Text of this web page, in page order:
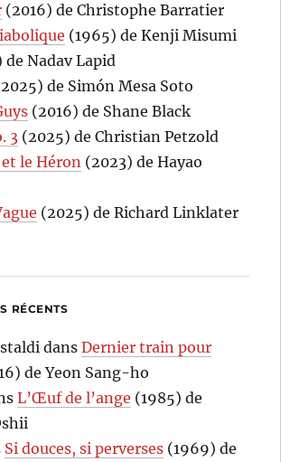
(2016) de Christophe Barratier
(1965) de Kenji Misumi
de Nadav Lapid
de Simón Mesa Soto
(2016) de Shane Black
3 (2025) de Christian Petzold
le Héron (2023) de Hayao
(2025) de Richard Linklater
RÉCENTS
dansDernier train pour
de Yeon Sang-ho
L’Œuf de l’ange (1985) de
Si douces, si perverses (1969) de